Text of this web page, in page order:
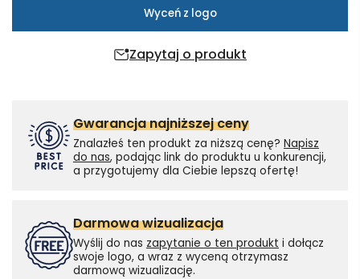
Zapytaj o produkt
Wyceń z logo
Gwarancja najniższej ceny
Znalazłeś ten produkt za niższą cenę? Napisz
do nas, podając link do produktu u konkurencji,
a przygotujemy dla Ciebie lepszą ofertę!
Darmowa wizualizacja
Wyślij do nas zapytanie o ten produkt i dołącz
swoje logo, a wraz z wyceną otrzymasz
darmową wizualizację.